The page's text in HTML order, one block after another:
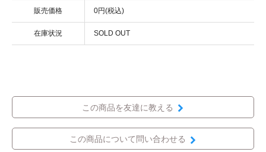
販売価格 0円(税込)
在庫状況 SOLD OUT
この商品を友達に教える
この商品について問い合わせる